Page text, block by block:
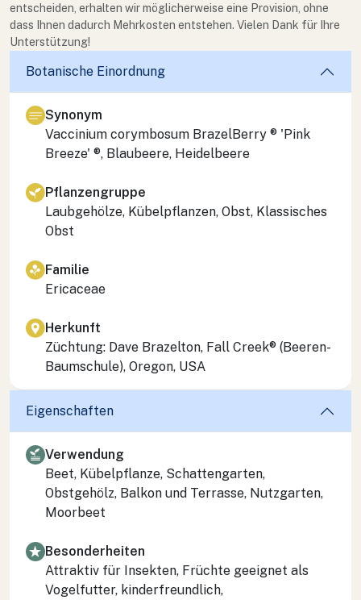
entscheiden, erhalten wir möglicherweise eine Provision, ohne
dass Ihnen dadurch Mehrkosten entstehen. Vielen Dank für Ihre
Unterstützung!
Botanische Einordnung
Synonym
Vaccinium corymbosum BrazelBerry ® 'Pink
Breeze' ®, Blaubeere, Heidelbeere
Pflanzengruppe
Laubgehölze, Kübelpflanzen, Obst, Klassisches
Obst
Familie
Ericaceae
Herkunft
Züchtung: Dave Brazelton, Fall Creek® (Beeren-
Baumschule), Oregon, USA
Eigenschaften
Verwendung
Beet, Kübelpflanze, Schattengarten,
Obstgehölz, Balkon und Terrasse, Nutzgarten,
Moorbeet
Besonderheiten
Attraktiv für Insekten, Früchte geeignet als
Vogelfutter, kinderfreundlich,